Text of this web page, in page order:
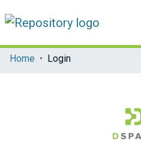
Communities & Collections
Home Login